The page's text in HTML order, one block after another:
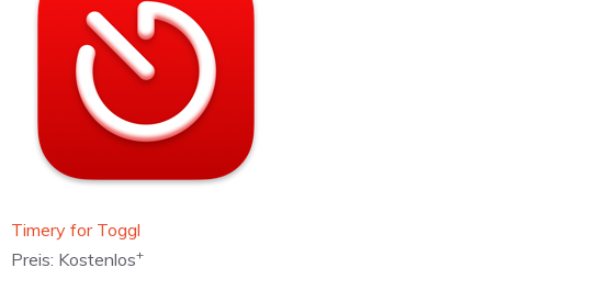
‎Timery for Toggl
Preis: Kostenlos+